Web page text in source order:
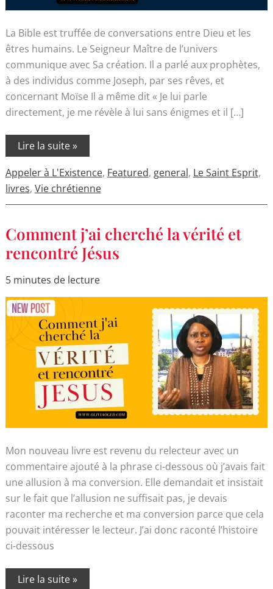
La Bible est truffée de conversations entre Dieu et les
êtres humains. Le Seigneur Maître de l’univers
communique avec Sa création. Il a parlé aux prophètes,
à des individus comme Joseph, par ses rêves, et
concernant Moïse Il a même dit « Je lui parle
directement, je me révèle à lui sans énigmes et il […]
Lire la suite »
Appeler à L'Existence, Featured, general, Le Saint Esprit,
livres, Vie chrétienne
Comment j’ai cherché la vérité et
rencontré Jésus
5 minutes de lecture
Mon nouveau livre est revenu du relecteur avec un
commentaire ajouté à la phrase ci-dessous où j’avais fait
une allusion à ma conversion. Elle demandait et insistait
sur le fait que l’allusion ne suffisait pas, je devais
raconter ma recherche et ma conversion parce que cela
pouvait intéresser le lecteur. J’ai donc raconté l’histoire
ci-dessous
Comment
j’ai
cherché
la
et
rencontré
Jésus
Lire la suite »